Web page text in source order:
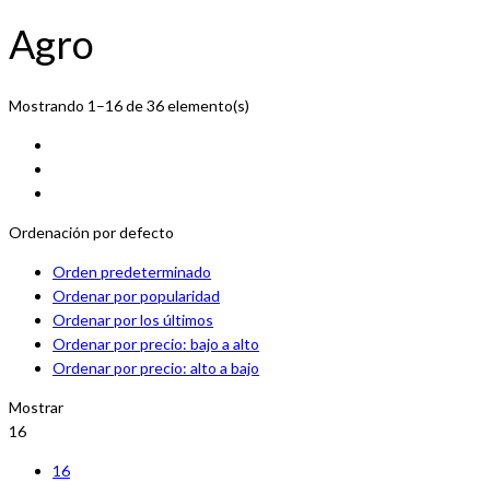
Agro
Mostrando 1–16 de 36 elemento(s)
Ordenación por defecto
Orden predeterminado
Ordenar por popularidad
Ordenar por los últimos
Ordenar por precio: bajo a alto
Ordenar por precio: alto a bajo
Mostrar
16
16